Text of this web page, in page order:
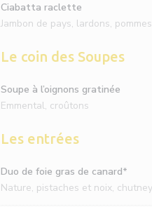
Ciabatta raclette
Jambon de pays, lardons,
Le coin des Soupes
Soupe à l’oignons gratinée
Emmental, croûtons
Les entrées
Duo de foie gras de canard*
Nature, pistaches et noix,